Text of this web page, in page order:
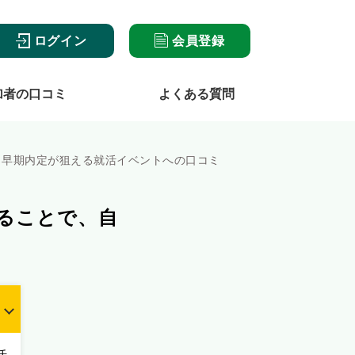
ログイン 会員登録
の口コミ よくある質問
期内定が狙える就活イベントへの口コミ
ことで、自